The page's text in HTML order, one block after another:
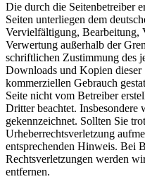
Die durch die Seitenbetreiber
Seiten unterliegen dem
Vervielfältigung, Bearbeitung,
Verwertung außerhalb der
schriftlichen Zustimmung des
Downloads und Kopien
kommerziellen Gebrauch
Seite nicht vom Betreiber
Dritter beachtet. Insbesondere
gekennzeichnet. Sollten Sie
Urheberrechtsverletzung
entsprechenden Hinweis. Bei
Rechtsverletzungen werden
entfernen.